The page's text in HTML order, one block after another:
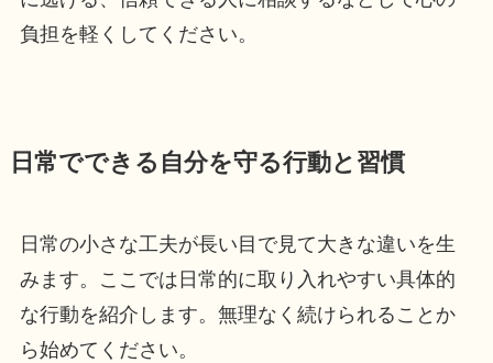
負担を軽くしてください。
日常でできる自分を守る行動と習慣
日常の小さな工夫が長い目で見て大きな違いを生
みます。ここでは日常的に取り入れやすい具体的
な行動を紹介します。無理なく続けられることか
ら始めてください。